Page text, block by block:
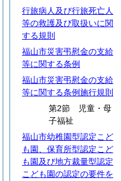
行旅病人及び行旅死亡人
等の救護及び取扱いに関
する規則
福山市災害弔慰金の支給
等に関する条例
福山市災害弔慰金の支給
等に関する条例施行規則
第2節 児童・母
子福祉
福山市幼稚園型認定こど
も園、保育所型認定こど
も園及び地方裁量型認定
こども園の認定の要件を